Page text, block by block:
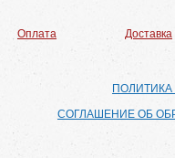
Оплата Доставка
СОГЛАШЕНИЕ ОБ